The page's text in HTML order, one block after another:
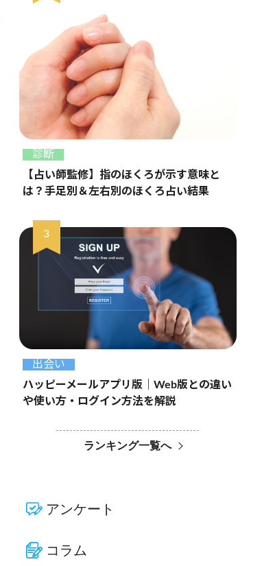
診断
【占い師監修】指のほくろが示す意味と
は？手足別＆左右別のほくろ占い結果
出会い
ハッピーメールアプリ版｜Web版との違い
や使い方・ログイン方法を解説
ランキング一覧へ
アンケート
コラム